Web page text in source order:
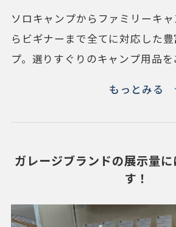
ソロキャンプからファミリーキ
らビギナーまで全てに対応した
プ。選りすぐりのキャンプ用品
すので、お気軽にお声かけくださ
もっとみる
ガレージブランドの展示量
す！